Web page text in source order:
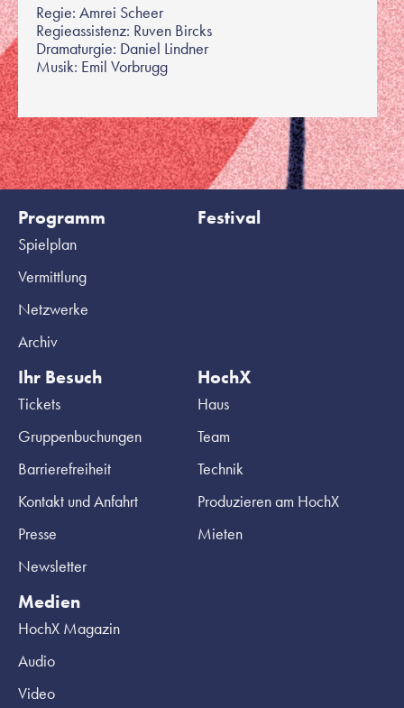
Regie: Amrei Scheer
Regieassistenz: Ruven Bircks
Dramaturgie: Daniel Lindner
Musik: Emil Vorbrugg
Programm
Spielplan
Vermittlung
Netzwerke
Archiv
Festival
Ihr Besuch
Tickets
Gruppenbuchungen
Barrierefreiheit
Kontakt und Anfahrt
Presse
Newsletter
HochX
Haus
Team
Technik
Produzieren am HochX
Mieten
Medien
HochX Magazin
Audio
Video